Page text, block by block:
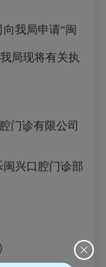
我局申请“闽
局现将有关执
门诊有限公司
兴口腔门诊部